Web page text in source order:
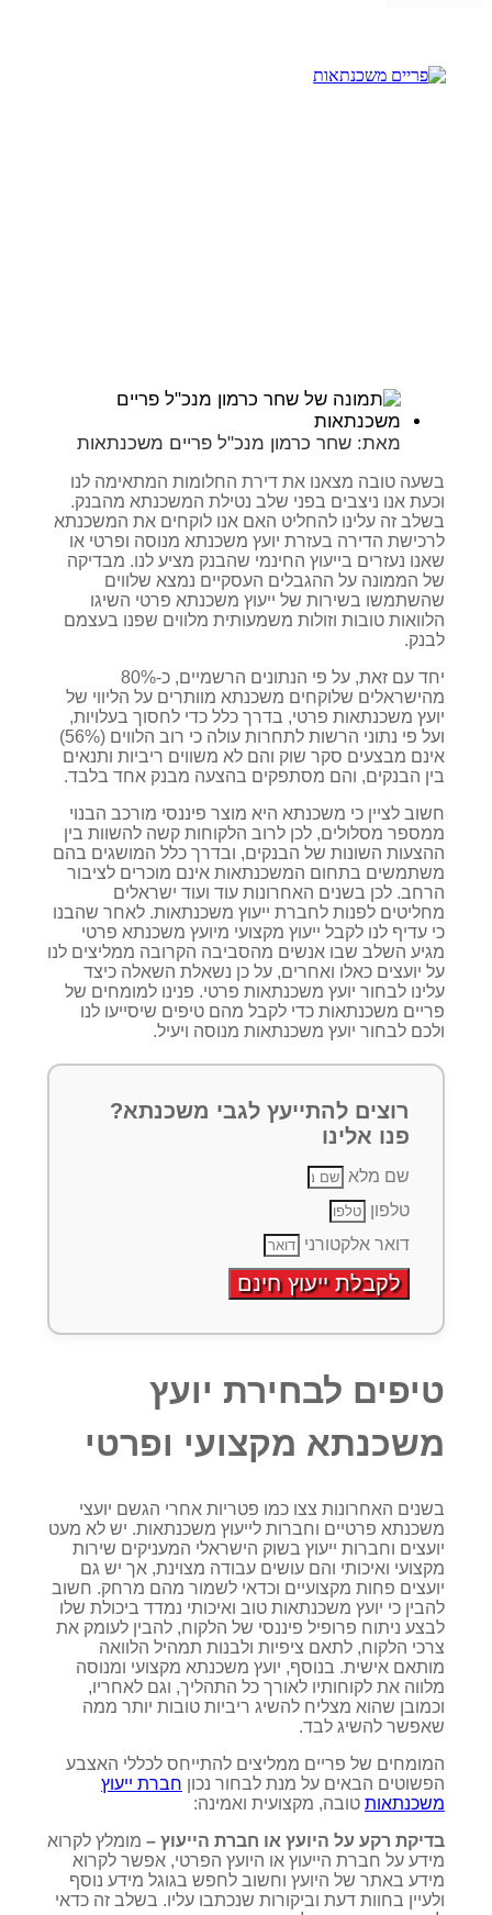
מאת: שחר כרמון מנכ"ל פריים משכנתאות
בשעה טובה מצאנו את דירת החלומות המתאימה לנו
וכעת אנו ניצבים בפני שלב נטילת המשכנתא מהבנק.
בשלב זה עלינו להחליט האם אנו לוקחים את המשכנתא
לרכישת הדירה בעזרת יועץ משכנתא מנוסה ופרטי או
שאנו נעזרים בייעוץ החינמי שהבנק מציע לנו. מבדיקה
של הממונה על ההגבלים העסקיים נמצא שלווים
שהשתמשו בשירות של ייעוץ משכנתא פרטי השיגו
הלוואות טובות וזולות משמעותית מלווים שפנו בעצמם
לבנק.
יחד עם זאת, על פי הנתונים הרשמיים, כ-80%
מהישראלים שלוקחים משכנתא מוותרים על הליווי של
יועץ משכנתאות פרטי, בדרך כלל כדי לחסוך בעלויות,
ועל פי נתוני הרשות לתחרות עולה כי רוב הלווים (56%)
אינם מבצעים סקר שוק והם לא משווים ריביות ותנאים
בין הבנקים, והם מסתפקים בהצעה מבנק אחד בלבד.
חשוב לציין כי משכנתא היא מוצר פיננסי מורכב הבנוי
ממספר מסלולים, לכן לרוב הלקוחות קשה להשוות בין
ההצעות השונות של הבנקים, ובדרך כלל המושגים בהם
משתמשים בתחום המשכנתאות אינם מוכרים לציבור
הרחב. לכן בשנים האחרונות עוד ועוד ישראלים
מחליטים לפנות לחברת ייעוץ משכנתאות. לאחר שהבנו
כי עדיף לנו לקבל ייעוץ מקצועי מיועץ משכנתא פרטי
מגיע השלב שבו אנשים מהסביבה הקרובה ממליצים לנו
על יועצים כאלו ואחרים, על כן נשאלת השאלה כיצד
עלינו לבחור יועץ משכנתאות פרטי. פנינו למומחים של
פריים משכנתאות כדי לקבל מהם טיפים שיסייעו לנו
ולכם לבחור יועץ משכנתאות מנוסה ויעיל.
רוצים להתייעץ לגבי משכנתא?
פנו אלינו
שם מלא
טלפון
דואר אלקטורני
לקבלת ייעוץ חינם
טיפים לבחירת יועץ
משכנתא מקצועי ופרטי
בשנים האחרונות צצו כמו פטריות אחרי הגשם יועצי
משכנתא פרטיים וחברות לייעוץ משכנתאות. יש לא מעט
יועצים וחברות ייעוץ בשוק הישראלי המעניקים שירות
מקצועי ואיכותי והם עושים עבודה מצוינת, אך יש גם
יועצים פחות מקצועיים וכדאי לשמור מהם מרחק. חשוב
להבין כי יועץ משכנתאות טוב ואיכותי נמדד ביכולת שלו
לבצע ניתוח פרופיל פיננסי של הלקוח, להבין לעומק את
צרכי הלקוח, לתאם ציפיות ולבנות תמהיל הלוואה
מותאם אישית. בנוסף, יועץ משכנתא מקצועי ומנוסה
מלווה את לקוחותיו לאורך כל התהליך, וגם לאחריו,
וכמובן שהוא מצליח להשיג ריביות טובות יותר ממה
שאפשר להשיג לבד.
המומחים של פריים ממליצים להתייחס לכללי האצבע
הפשוטים הבאים על מנת לבחור נכון חברת ייעוץ
משכנתאות טובה, מקצועית ואמינה:
בדיקת רקע על היועץ או חברת הייעוץ – מומלץ לקרוא
מידע על חברת הייעוץ או היועץ הפרטי, אפשר לקרוא
מידע באתר של היועץ וחשוב לחפש בגוגל מידע נוסף
ולעיין בחוות דעת וביקורות שנכתבו עליו. בשלב זה כדאי